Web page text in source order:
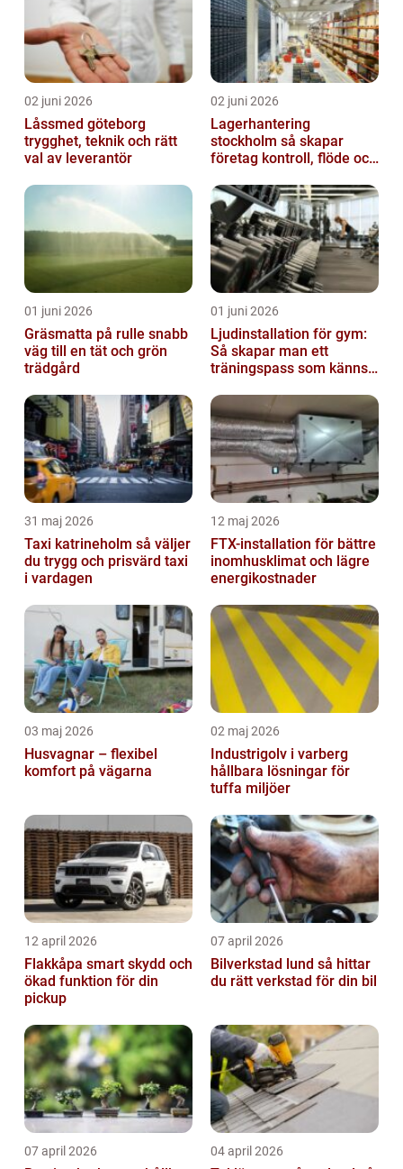
02 juni 2026
Låssmed göteborg
trygghet, teknik och rätt
val av leverantör
02 juni 2026
Lagerhantering
stockholm så skapar
företag kontroll, flöde och
01 juni 2026
Gräsmatta på rulle snabb
väg till en tät och grön
trädgård
01 juni 2026
Ljudinstallation för gym:
Så skapar man ett
träningspass som känns i
31 maj 2026
Taxi katrineholm så väljer
du trygg och prisvärd taxi
i vardagen
12 maj 2026
FTX-installation för bättre
inomhusklimat och lägre
energikostnader
03 maj 2026
Husvagnar – flexibel
komfort på vägarna
02 maj 2026
Industrigolv i varberg
hållbara lösningar för
tuffa miljöer
12 april 2026
Flakkåpa smart skydd och
ökad funktion för din
pickup
07 april 2026
Bilverkstad lund så hittar
du rätt verkstad för din bil
07 april 2026 04 april 2026